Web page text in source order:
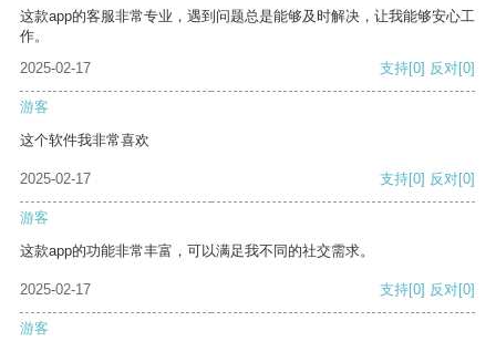
这款app的客服非常专业，遇到问题总是能够及时解决，让我能够安心工
作。
2025-02-17
支持[0] 反对[0]
游客
这个软件我非常喜欢
2025-02-17 支持[0] 反对[0]
游客
这款app的功能非常丰富，可以满足我不同的社交需求。
2025-02-17 支持[0] 反对[0]
游客